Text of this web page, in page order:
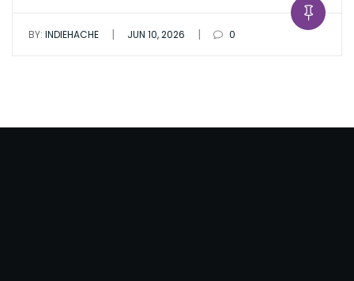
BY: INDIEHACHE | JUN 10, 2026 | 0